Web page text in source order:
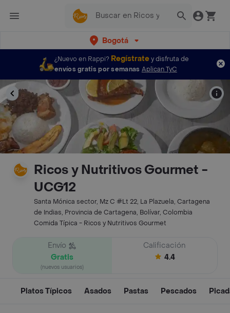
Bogotá
¿Nuevo en Rappi? Regístratey disfruta de
envíos gratis por semanas Aplican TyC
Ricos y Nutritivos Gourmet -
UCG12
Santa Mónica sector, Mz C #Lt 22, La Plazuela, Cartagena
de Indias, Provincia de Cartagena, Bolívar, Colombia
Comida Típica - Ricos y Nutritivos Gourmet
Envío
Gratis
(nuevos usuarios)
Calificación
4.4
Platos Típicos Asados Pastas Pescados